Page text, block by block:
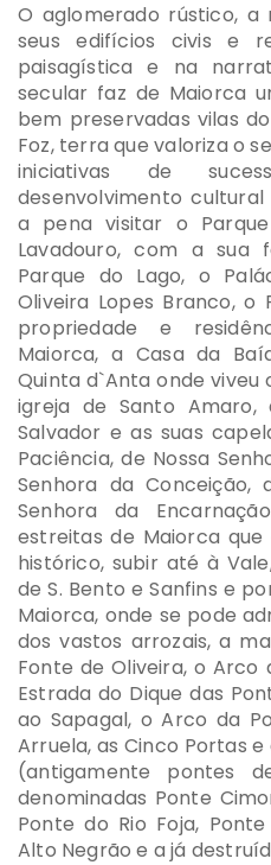
O aglomerado rústico, a
seus edifícios civis e
paisagística e na
secular faz de Maiorca
bem preservadas vilas
Foz, terra que valoriza o
iniciativas de
desenvolvimento
a pena visitar o
Lavadouro, com a
Parque do Lago, o
Oliveira Lopes Branco,
propriedade e
Maiorca, a Casa da
Quinta d`Anta onde viveu
igreja de Santo Amaro,
Salvador e as suas
Paciência, de Nossa
Senhora da Conceição,
Senhora da
estreitas de Maiorca
histórico, subir até à
de S. Bento e Sanfins e
Maiorca, onde se pode
dos vastos arrozais, a
Fonte de Oliveira, o Arco
Estrada do Dique das
ao Sapagal, o Arco da
Arruela, as Cinco Portas
(antigamente pontes
denominadas Ponte
Ponte do Rio Foja,
Alto Negrão e a já